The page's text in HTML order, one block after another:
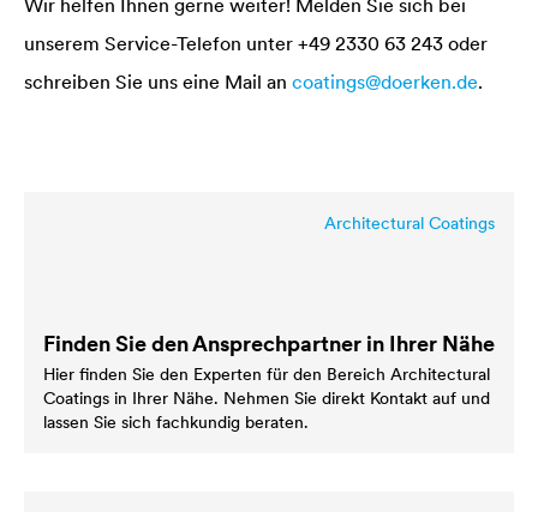
Wir helfen Ihnen gerne weiter! Melden Sie sich bei
unserem Service-Telefon unter +49 2330 63 243 oder
schreiben Sie uns eine Mail an coatings@doerken.de.
Architectural Coatings
Finden Sie den Ansprechpartner in Ihrer Nähe
Hier finden Sie den Experten für den Bereich Architectural
Coatings in Ihrer Nähe. Nehmen Sie direkt Kontakt auf und
lassen Sie sich fachkundig beraten.